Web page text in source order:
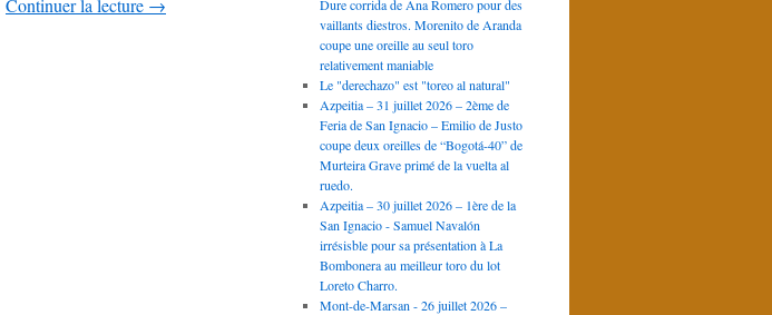
Continuer la lecture →
Dure corrida de Ana Romero pour des
vaillants diestros. Morenito de Aranda
coupe une oreille au seul toro
relativement maniable
Le "derechazo" est "toreo al natural"
Azpeitia – 31 juillet 2026 – 2ème de
Feria de San Ignacio – Emilio de Justo
coupe deux oreilles de “Bogotá-40” de
Murteira Grave primé de la vuelta al
ruedo.
Azpeitia – 30 juillet 2026 – 1ère de la
San Ignacio - Samuel Navalón
irrésisble pour sa présentation à La
Bombonera au meilleur toro du lot
Loreto Charro.
Mont-de-Marsan - 26 juillet 2026 –